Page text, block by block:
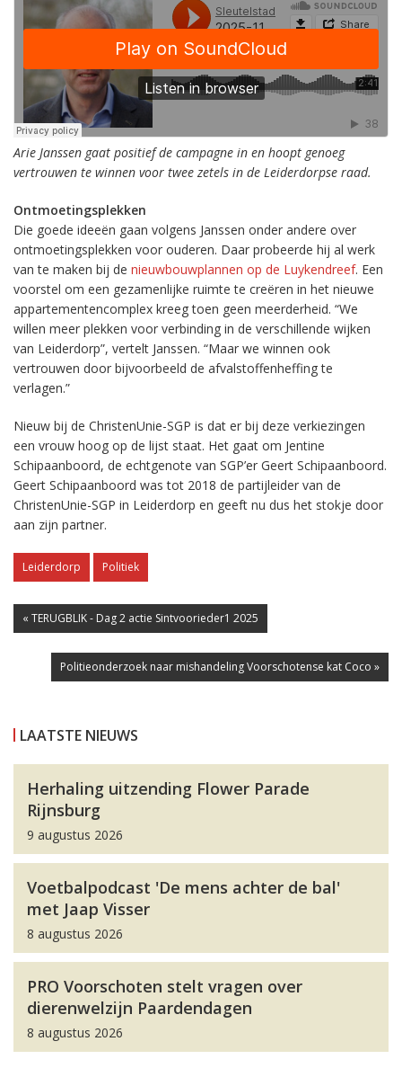
Arie Janssen gaat positief de campagne in en hoopt genoeg
vertrouwen te winnen voor twee zetels in de Leiderdorpse raad.
Ontmoetingsplekken
Die goede ideeën gaan volgens Janssen onder andere over
ontmoetingsplekken voor ouderen. Daar probeerde hij al werk
van te maken bij de nieuwbouwplannen op de Luykendreef. Een
voorstel om een gezamenlijke ruimte te creëren in het nieuwe
appartementencomplex kreeg toen geen meerderheid. “We
willen meer plekken voor verbinding in de verschillende wijken
van Leiderdorp”, vertelt Janssen. “Maar we winnen ook
vertrouwen door bijvoorbeeld de afvalstoffenheffing te
verlagen.”
Nieuw bij de ChristenUnie-SGP is dat er bij deze verkiezingen
een vrouw hoog op de lijst staat. Het gaat om Jentine
Schipaanboord, de echtgenote van SGP’er Geert Schipaanboord.
Geert Schipaanboord was tot 2018 de partijleider van de
ChristenUnie-SGP in Leiderdorp en geeft nu dus het stokje door
aan zijn partner.
Leiderdorp Politiek
« TERUGBLIK - Dag 2 actie Sintvoorieder1 2025
Politieonderzoek naar mishandeling Voorschotense kat Coco »
LAATSTE NIEUWS
Herhaling uitzending Flower Parade
Rijnsburg
9 augustus 2026
Voetbalpodcast 'De mens achter de bal'
met Jaap Visser
8 augustus 2026
PRO Voorschoten stelt vragen over
dierenwelzijn Paardendagen
8 augustus 2026